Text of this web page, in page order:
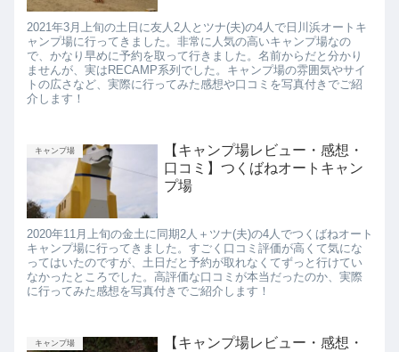
2021年3月上旬の土日に友人2人とツナ(夫)の4人で日川浜オートキ
ャンプ場に行ってきました。非常に人気の高いキャンプ場なの
で、かなり早めに予約を取って行きました。名前からだと分かり
ませんが、実はRECAMP系列でした。キャンプ場の雰囲気やサイ
トの広さなど、実際に行ってみた感想や口コミを写真付きでご紹
介します！
キャンプ場
【キャンプ場レビュー・感想・
口コミ】つくばねオートキャン
プ場
2020年11月上旬の金土に同期2人＋ツナ(夫)の4人でつくばねオート
キャンプ場に行ってきました。すごく口コミ評価が高くて気にな
ってはいたのですが、土日だと予約が取れなくてずっと行けてい
なかったところでした。高評価な口コミが本当だったのか、実際
に行ってみた感想を写真付きでご紹介します！
キャンプ場
【キャンプ場レビュー・感想・